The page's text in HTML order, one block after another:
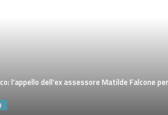
l’appello dell’ex assessore Matilde Falcone